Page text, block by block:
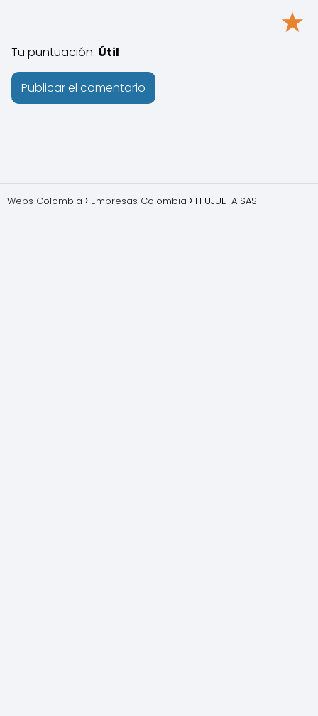
★
Tu puntuación: Útil
Webs Colombia Empresas Colombia H UJUETA SAS